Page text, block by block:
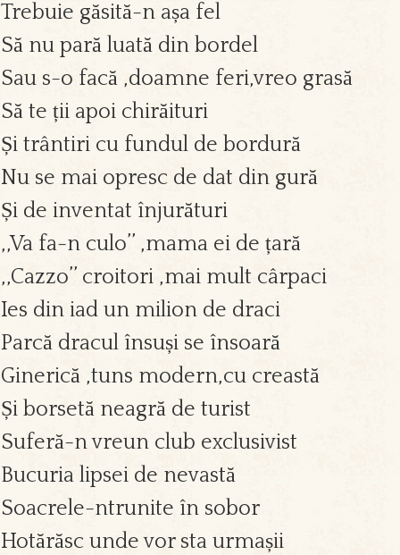
Trebuie găsită-n așa fel
Să nu pară luată din bordel
Sau s-o facă ,doamne feri,vreo grasă
Să te ții apoi chirăituri
Și trântiri cu fundul de bordură
Nu se mai opresc de dat din gură
Și de inventat înjurături
,,Va fa-n culo’’ ,mama ei de țară
,,Cazzo’’ croitori ,mai mult cârpaci
Ies din iad un milion de draci
Parcă dracul însuși se însoară
Ginerică ,tuns modern,cu creastă
Și borsetă neagră de turist
Suferă-n vreun club exclusivist
Bucuria lipsei de nevastă
Soacrele-ntrunite în sobor
Hotărăsc unde vor sta urmașii